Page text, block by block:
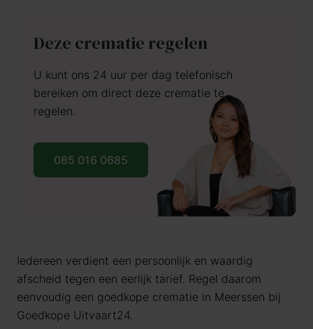
Deze crematie regelen
U kunt ons 24 uur per dag telefonisch
bereiken om direct deze crematie te
regelen.
085 016 0685
Iedereen verdient een persoonlijk en waardig
afscheid tegen een eerlijk tarief. Regel daarom
eenvoudig een goedkope crematie in Meerssen bij
Goedkope Uitvaart24.